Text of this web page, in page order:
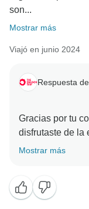
son...
Mostrar más
Viajó en junio 2024
Respuesta
Gracias por tu
disfrutaste de la
Aventuras te
compartir con
contacto con
Mostrar más